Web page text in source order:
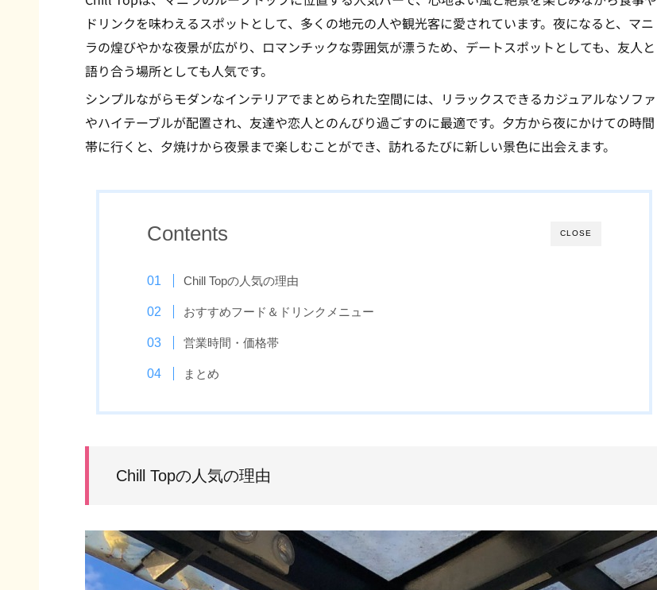
ドリンクを味わえるスポットとして、多くの地元の人や観光客に愛されています。夜になると、マニ
ラの煌びやかな夜景が広がり、ロマンチックな雰囲気が漂うため、デートスポットとしても、友人と
語り合う場所としても人気です。
シンプルながらモダンなインテリアでまとめられた空間には、リラックスできるカジュアルなソファ
やハイテーブルが配置され、友達や恋人とのんびり過ごすのに最適です。夕方から夜にかけての時間
帯に行くと、夕焼けから夜景まで楽しむことができ、訪れるたびに新しい景色に出会えます。
CLOSE
Contents
Chill Topの人気の理由
おすすめフード＆ドリンクメニュー
営業時間・価格帯
まとめ
Chill Topの人気の理由